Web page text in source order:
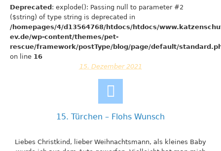
Deprecated: explode(): Passing null to parameter #2
($string) of type string is deprecated in
/homepages/4/d13564768/htdocs/htdocs/
ev.de/wp-content/themes/pet-
rescue/framework/postType/blog/page/default/
on line 16
15. Dezember 2021
15. Türchen – Flohs Wunsch
Liebes Christkind, lieber Weihnachtsmann, als kleines Baby